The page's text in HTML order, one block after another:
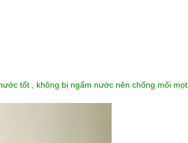
tốt , không bị ngấm nước nên chống mối mọt.